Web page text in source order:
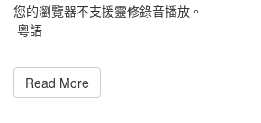
您的瀏覽器不支援靈修錄音播放。
粵語
Read More